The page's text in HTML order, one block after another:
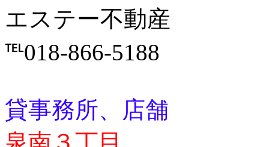
エステー不動産
℡018-866-5188
貸事務所、店舗